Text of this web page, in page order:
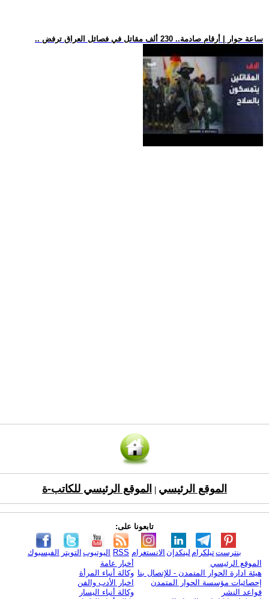
.. ساعة حوار | أرقام صادمة.. 230 ألف مقاتل في فصائل العراق ترفض
الموقع الرئيسي الموقع الرئيسي للكاتب-ة
تابعونا على:
الفيسبوك التويتر اليوتيوب RSS الانستغرام لينكدإن تيلكرامبنترست
الموقع الرئيسي
هيئة ادارة الحوار المتمدن - للإتصال بنا
إحصائيات مؤسسة الحوار المتمدن
قواعد النشر
أخبار عامة
وكالة أنباء المرأة
اخبار الأدب والفن
وكالة أنباء اليسار